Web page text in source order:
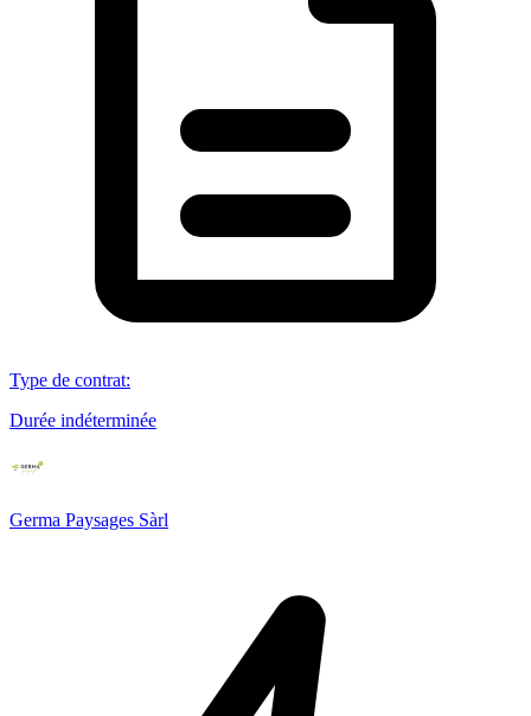
Type de contrat:
Durée indéterminée
Germa Paysages Sàrl